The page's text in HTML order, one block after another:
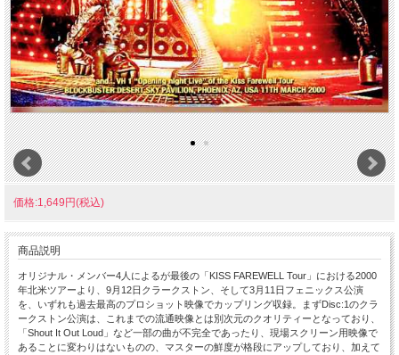
価格:1,649円(税込)
商品説明
オリジナル・メンバー4人によるが最後の「KISS FAREWELL Tour」における2000
年北米ツアーより、9月12日クラークストン、そして3月11日フェニックス公演
を、いずれも過去最高のプロショット映像でカップリング収録。まずDisc:1のクラ
ークストン公演は、これまでの流通映像とは別次元のクオリティーとなっており、
「Shout It Out Loud」など一部の曲が不完全であったり、現場スクリーン用映像で
あることに変わりはないものの、マスターの鮮度が格段にアップしており、加えて